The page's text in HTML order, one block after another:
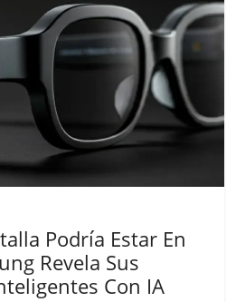
Podría Estar En
Revela Sus
Con IA